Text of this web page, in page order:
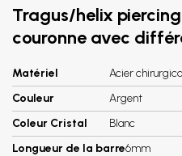
Tragus/helix
couronne avec
Matériel
Acier
Couleur
Argent
Coleur Cristal
Blanc
Longueur de la barre6mm